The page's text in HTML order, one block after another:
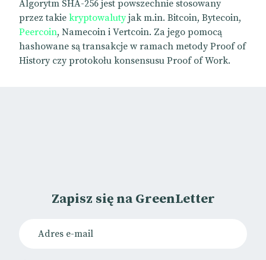
Algorytm SHA-256 jest powszechnie stosowany
przez takie kryptowalutyjak m.in. Bitcoin, Bytecoin,
Peercoin, Namecoin i Vertcoin. Za jego pomocą
hashowane są transakcje w ramach metody Proof of
History czy protokołu konsensusu Proof of Work.
Zapisz się na GreenLetter